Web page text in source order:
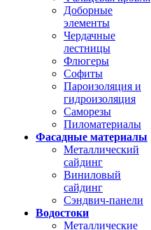
Доборные
элементы
Чердачные
лестницы
Флюгеры
Софиты
Пароизоляция и
гидроизоляция
Саморезы
Пиломатериалы
Фасадные материалы
Металлический
сайдинг
Виниловый
сайдинг
Сэндвич-панели
Водостоки
Металлические